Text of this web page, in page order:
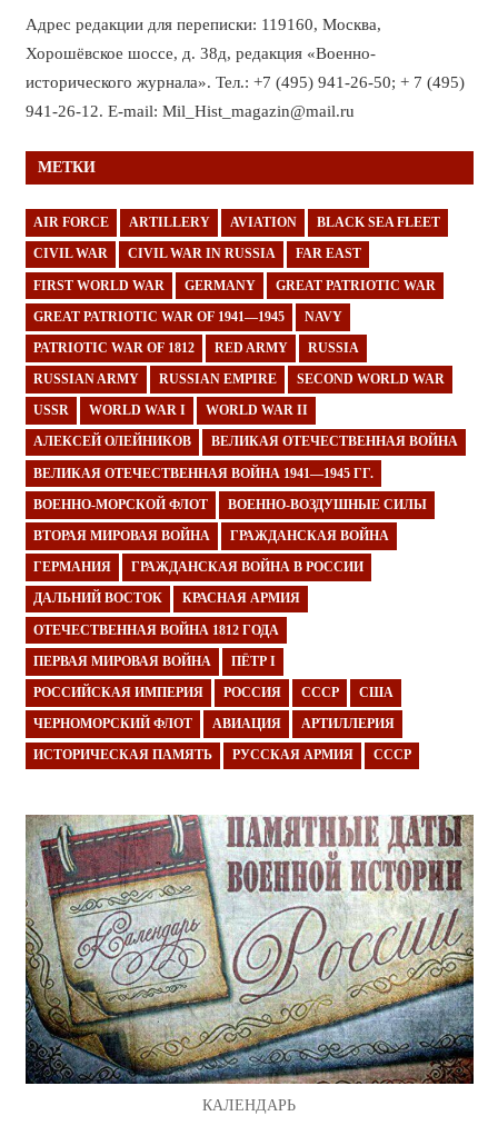
Адрес редакции для переписки: 119160, Москва,
Хорошёвское шоссе, д. 38д, редакция «Военно-
исторического журнала». Тел.: +7 (495) 941-26-50; + 7 (495)
941-26-12. E-mail: Mil_Hist_magazin@mail.ru
МЕТКИ
AIR FORCE ARTILLERY AVIATION BLACK SEA FLEET
CIVIL WAR CIVIL WAR IN RUSSIA FAR EAST
FIRST WORLD WAR GERMANY GREAT PATRIOTIC WAR
GREAT PATRIOTIC WAR OF 1941—1945 NAVY
PATRIOTIC WAR OF 1812 RED ARMY RUSSIA
RUSSIAN ARMY RUSSIAN EMPIRE SECOND WORLD WAR
USSR WORLD WAR I WORLD WAR II
АЛЕКСЕЙ ОЛЕЙНИКОВ ВЕЛИКАЯ ОТЕЧЕСТВЕННАЯ ВОЙНА
ВЕЛИКАЯ ОТЕЧЕСТВЕННАЯ ВОЙНА 1941—1945 ГГ.
ВОЕННО-МОРСКОЙ ФЛОТ ВОЕННО-ВОЗДУШНЫЕ СИЛЫ
ВТОРАЯ МИРОВАЯ ВОЙНА ГРАЖДАНСКАЯ ВОЙНА
ГЕРМАНИЯ ГРАЖДАНСКАЯ ВОЙНА В РОССИИ
ДАЛЬНИЙ ВОСТОК КРАСНАЯ АРМИЯ
ОТЕЧЕСТВЕННАЯ ВОЙНА 1812 ГОДА
ПЕРВАЯ МИРОВАЯ ВОЙНА ПЁТР I
РОССИЙСКАЯ ИМПЕРИЯ РОССИЯ СССР США
ЧЕРНОМОРСКИЙ ФЛОТ АВИАЦИЯ АРТИЛЛЕРИЯ
ИСТОРИЧЕСКАЯ ПАМЯТЬ РУССКАЯ АРМИЯ СССР
КАЛЕНДАРЬ